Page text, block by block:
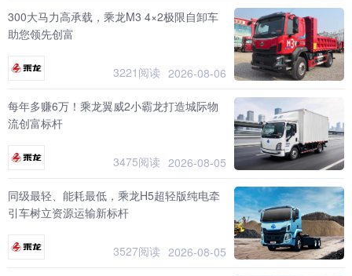
300大马力高承载，乘龙M3 4×2极限自卸车
助您领先创富
3221阅读 2026-08-06
每年多赚6万！乘龙翼威2小霸龙打造城际物
流创富标杆
3475阅读 2026-08-05
同级最轻、能耗最低，乘龙H5超轻版纯电牵
引车树立资源运输新标杆
3527阅读 2026-08-05